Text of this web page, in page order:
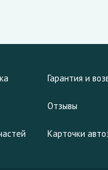
Гарантия и
Отзывы
Карточки